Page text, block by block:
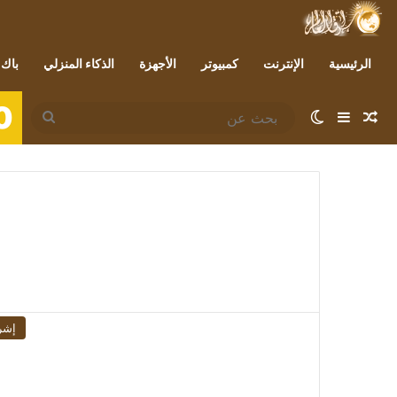
الرئيسية الإنترنت كمبيوتر الأجهزة الذكاء المنزلي
مقال عشوائي
إضافة عمود جانبي
الوضع المظلم
بحث
عن